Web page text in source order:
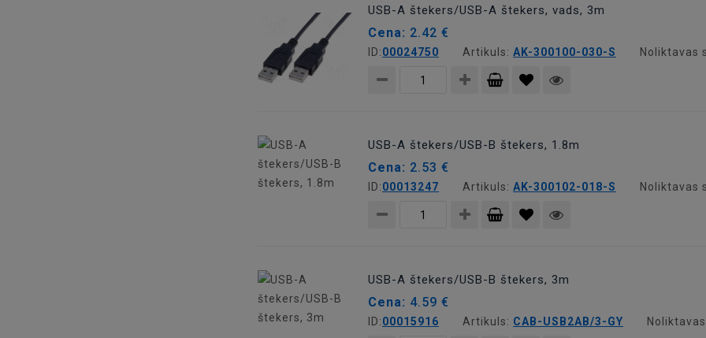
USB-A štekers/USB-A štekers, vads, 3m
Cena: 2.42 €
ID:00024750 Artikuls: AK-300100-030-S Noliktavas
USB-A štekers/USB-B štekers, 1.8m
Cena: 2.53 €
ID:00013247 Artikuls: AK-300102-018-S Noliktavas
USB-A štekers/USB-B štekers, 3m
Cena: 4.59 €
ID:00015916 Artikuls: CAB-USB2AB/3-GY